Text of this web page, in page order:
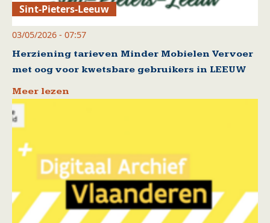
Sint-Pieters-Leeuw
03/05/2026 - 07:57
Herziening tarieven Minder Mobielen Vervoer
met oog voor kwetsbare gebruikers in LEEUW
Meer lezen